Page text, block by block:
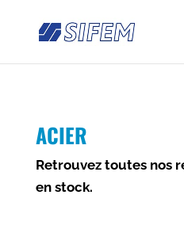
ACIER
Retrouvez toutes nos
en stock.